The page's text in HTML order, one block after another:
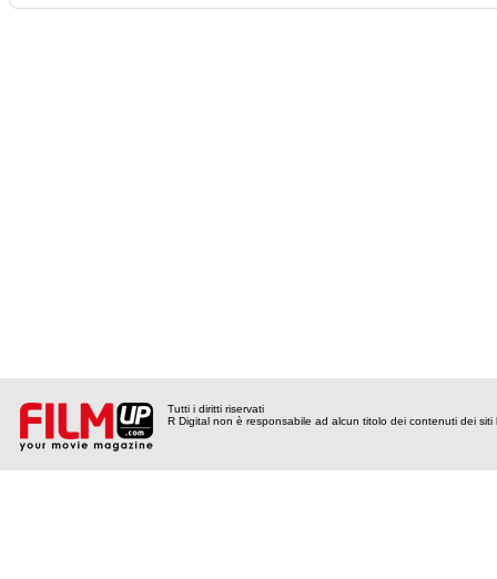
Tutti i diritti riservati
R Digital non è responsabile ad alcun titolo dei contenuti dei siti